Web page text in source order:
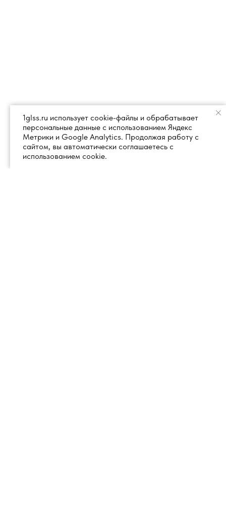
1glss.ru использует cookie-файлы и обрабатывает
персональные данные с использованием Яндекс
Метрики и Google Analytics. Продолжая работу с
сайтом, вы автоматически соглашаетесь с
использованием cookie.